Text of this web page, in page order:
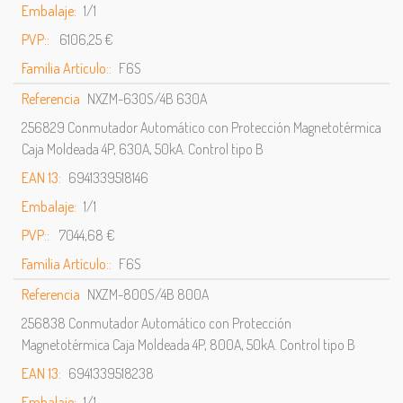
Embalaje: 1/1
PVP::
6106,25 €
Familia Artículo:: F6S
Referencia NXZM-630S/4B 630A
256829 Conmutador Automático con Protección Magnetotérmica
Caja Moldeada 4P, 630A, 50kA. Control tipo B
EAN 13: 6941339518146
Embalaje: 1/1
PVP:: 7044,68 €
Familia Artículo:: F6S
Referencia NXZM-800S/4B 800A
256838 Conmutador Automático con Protección
Magnetotérmica Caja Moldeada 4P, 800A, 50kA. Control tipo B
EAN 13: 6941339518238